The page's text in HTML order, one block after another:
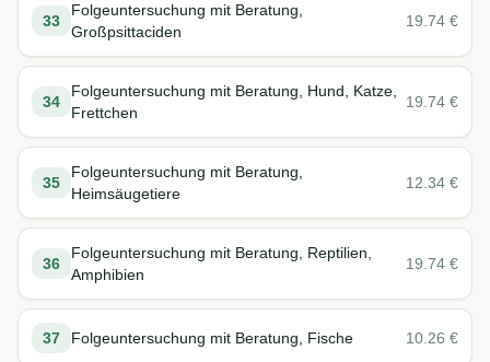
33
Folgeuntersuchung mit Beratung,
Großpsittaciden
19.74 €
34
Folgeuntersuchung mit Beratung, Hund, Katze,
Frettchen
19.74 €
35
Folgeuntersuchung mit Beratung,
Heimsäugetiere
12.34 €
36
Folgeuntersuchung mit Beratung, Reptilien,
Amphibien
19.74 €
37 Folgeuntersuchung mit Beratung, Fische 10.26 €